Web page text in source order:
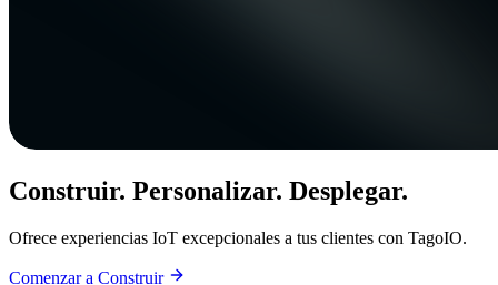
Construir. Personalizar. Desplegar.
Ofrece experiencias IoT excepcionales a tus clientes con TagoIO.
Comenzar a Construir